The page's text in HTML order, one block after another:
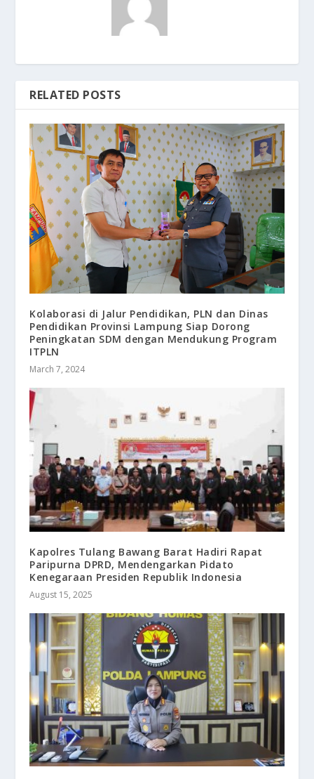
RELATED POSTS
Kolaborasi di Jalur Pendidikan, PLN dan Dinas
Pendidikan Provinsi Lampung Siap Dorong
Peningkatan SDM dengan Mendukung Program
ITPLN
March 7, 2024
Kapolres Tulang Bawang Barat Hadiri Rapat
Paripurna DPRD, Mendengarkan Pidato
Kenegaraan Presiden Republik Indonesia
August 15, 2025